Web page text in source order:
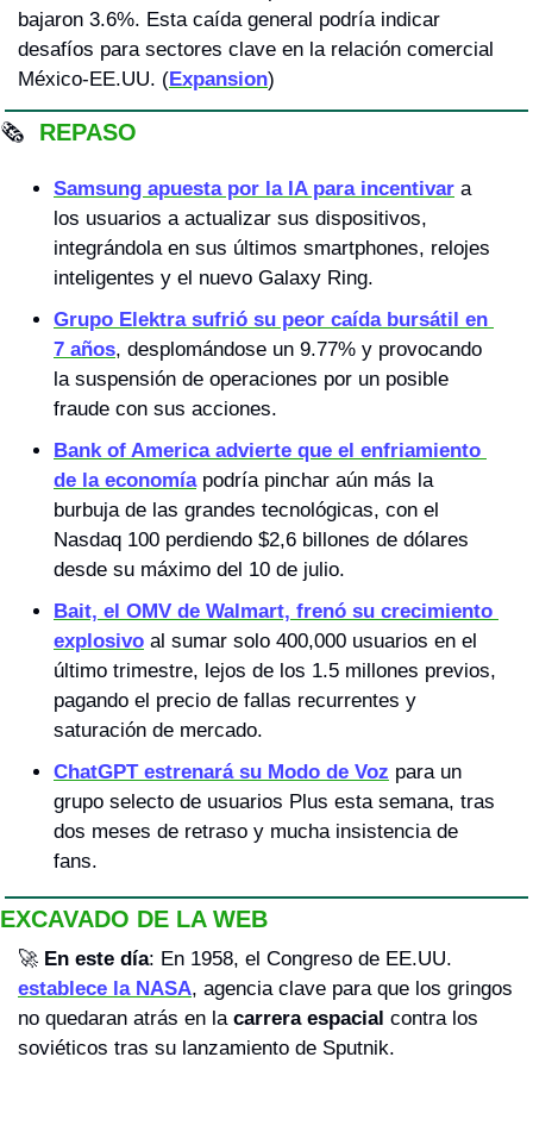
bajaron 3.6%. Esta caída general podría indicar
desafíos para sectores clave en la relación comercial
México-EE.UU. (Expansion)
🗞 REPASO
Samsung apuesta por la IA para incentivar a
los usuarios a actualizar sus dispositivos,
integrándola en sus últimos smartphones, relojes
inteligentes y el nuevo Galaxy Ring.
Grupo Elektra sufrió su peor caída bursátil en
7 años, desplomándose un 9.77% y provocando
la suspensión de operaciones por un posible
fraude con sus acciones.
Bank of America advierte que el enfriamiento
de la economía podría pinchar aún más la
burbuja de las grandes tecnológicas, con el
Nasdaq 100 perdiendo $2,6 billones de dólares
desde su máximo del 10 de julio.
Bait, el OMV de Walmart, frenó su crecimiento
explosivo al sumar solo 400,000 usuarios en el
último trimestre, lejos de los 1.5 millones previos,
pagando el precio de fallas recurrentes y
saturación de mercado.
ChatGPT estrenará su Modo de Voz para un
grupo selecto de usuarios Plus esta semana, tras
dos meses de retraso y mucha insistencia de
fans.
EXCAVADO DE LA WEB
🚀 En este día
establece la NASA, agencia clave para que los gringos
no quedaran atrás en la carrera espacial contra los
soviéticos tras su lanzamiento de Sputnik.